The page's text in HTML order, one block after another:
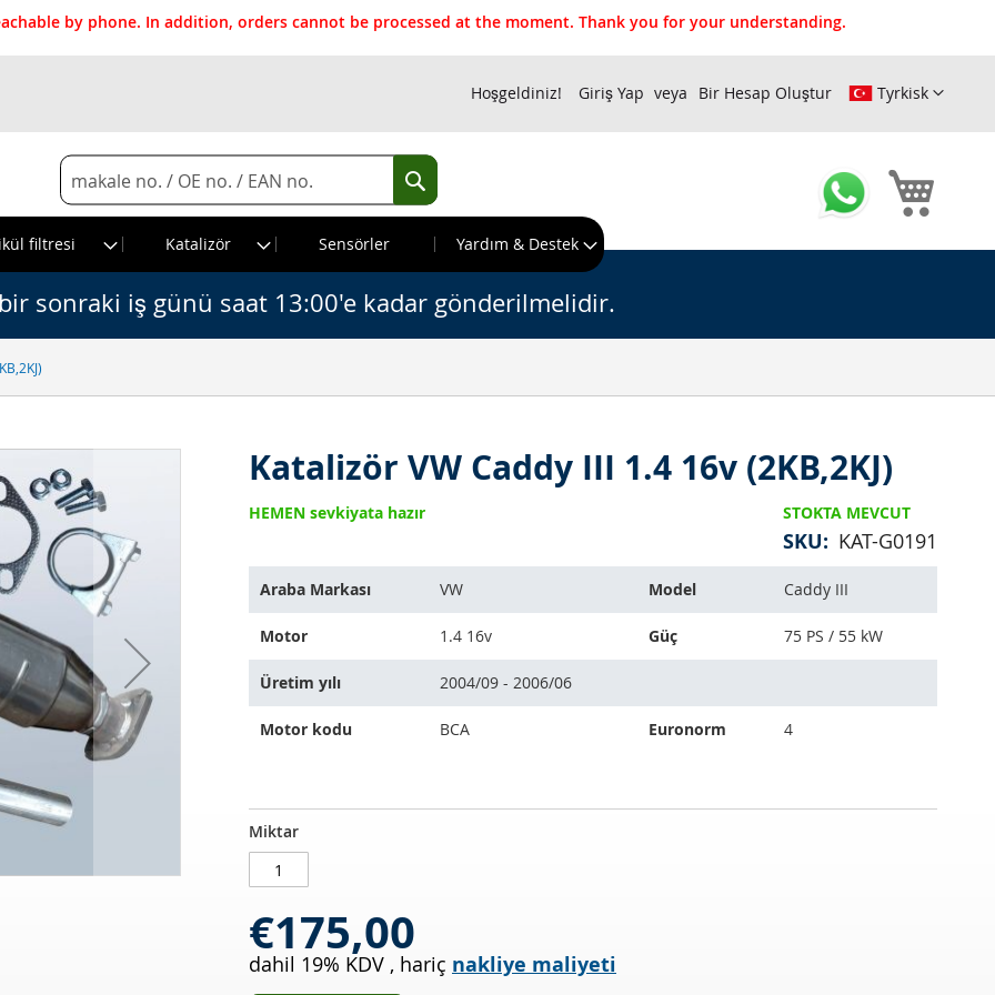
by phone. In addition, orders cannot be processed at the moment. Thank you for your understanding.
Tyrkisk
Hoşgeldiniz! Giriş Yap Bir Hesap Oluştur
Search
Search
filtresi
Katalizör Sensörler Yardım & Destek
sonraki iş günü saat 13:00'e kadar gönderilmelidir.
Katalizör VW Caddy III 1.4 16v (2KB,2KJ)
STOKTA MEVCUT
SKU KAT-G0191
HEMEN sevkiyata hazır
ürün
araçlara
uyar:
Araba Markası VW Model Caddy III
Motor 1.4 16v Güç 75 PS / 55 kW
Üretim yılı 2004/09 - 2006/06
Motor kodu BCA Euronorm 4
Katalizör
VW
Caddy
1.4
16v
(2KB,2KJ)
STOKTA
MEVCUT
Miktar
€175,00
dahil 19% KDV , hariç nakliye maliyeti